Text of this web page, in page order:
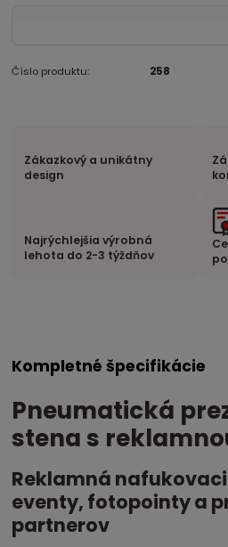
Číslo produktu: 258
Zákazkový a unikátny
design
Najrýchlejšia výrobná
lehota do 2-3 týždňov
Kompletné špecifikácie
Pneumatická
stena s
Reklamná
eventy, fotopointy a
partnerov